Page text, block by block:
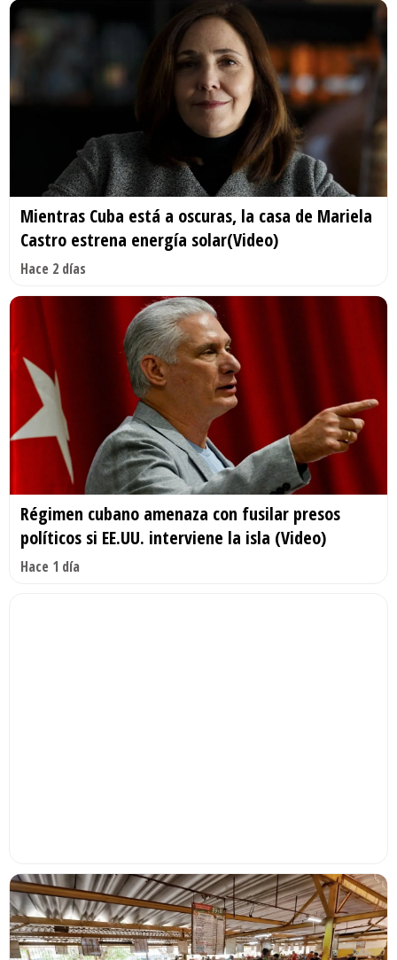
Mientras Cuba está a oscuras, la casa de Mariela
Castro estrena energía solar(Video)
Hace 2 días
Régimen cubano amenaza con fusilar presos
políticos si EE.UU. interviene la isla (Video)
Hace 1 día